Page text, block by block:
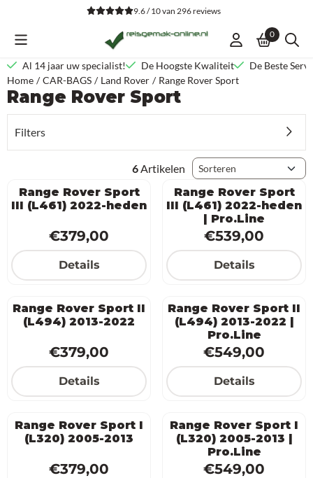
Cookievoorkeuren zijn beschikbaar. Kies instellingen of sta alle
9.6 / 10van296reviews
0
Al 14 jaar uw specialist! De Hoogste Kwaliteit
De Beste
Home / CAR-BAGS / Land Rover / Range Rover Sport
Range Rover Sport
Filters
6 Artikelen Sorteermethode
Range Rover Sport
III (L461) 2022-heden
Prijs: 379,00
€379,00
Details
Range Rover Sport
III (L461) 2022-heden
| Pro.Line
Prijs: 539,00
€539,00
Details
Range Rover Sport II
(L494) 2013-2022
Prijs: 379,00
€379,00
Details
Range Rover Sport II
(L494) 2013-2022 |
Pro.Line
Prijs:
€549,00
Details
Range Rover Sport I
(L320) 2005-2013
Prijs: 379,00
€379,00
Range Rover Sport I
(L320) 2005-2013 |
Pro.Line
Prijs:
€549,00